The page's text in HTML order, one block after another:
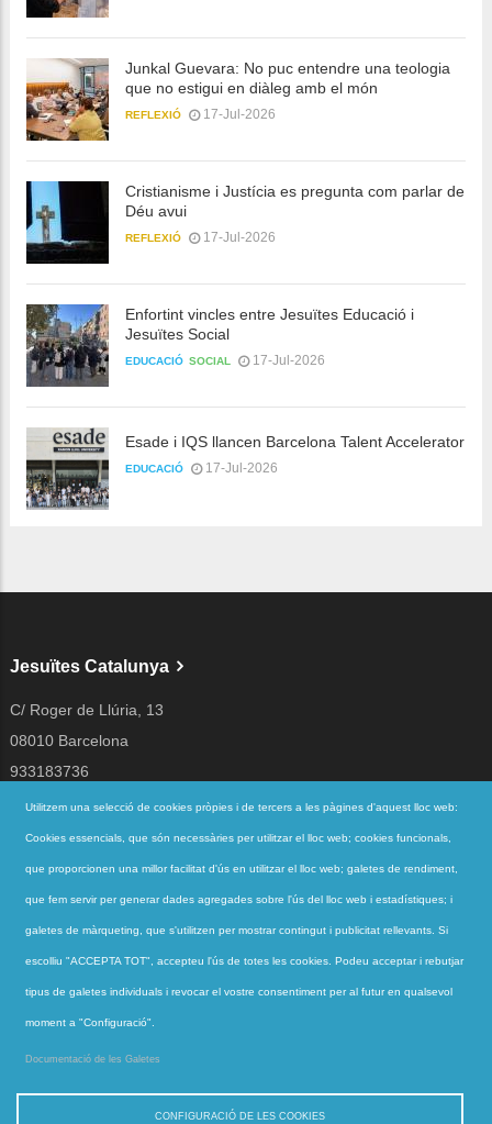
Junkal Guevara: No puc entendre una teologia
que no estigui en diàleg amb el món
REFLEXIÓ 17-Jul-2026
Cristianisme i Justícia es pregunta com parlar de
Déu avui
REFLEXIÓ 17-Jul-2026
Enfortint vincles entre Jesuïtes Educació i
Jesuïtes Social
EDUCACIÓ SOCIAL 17-Jul-2026
Esade i IQS llancen Barcelona Talent Accelerator
EDUCACIÓ 17-Jul-2026
Jesuïtes Catalunya
C/ Roger de Llúria, 13
08010 Barcelona
933183736
jesuites@jesuites.net
Segueix-nos a
QUI SOM
QUÈ FEM
Utilitzem una selecció de cookies pròpies i de tercers a les pàgines d'aquest lloc web:
Cookies essencials, que són necessàries per utilitzar el lloc web; cookies funcionals,
que proporcionen una millor facilitat d'ús en utilitzar el lloc web; galetes de rendiment,
que fem servir per generar dades agregades sobre l'ús del lloc web i estadístiques; i
galetes de màrqueting, que s'utilitzen per mostrar contingut i publicitat rellevants. Si
escolliu "ACCEPTA TOT", accepteu l'ús de totes les cookies. Podeu acceptar i rebutjar
tipus de galetes individuals i revocar el vostre consentiment per al futur en qualsevol
moment a "Configuració".
Documentació de les Galetes
CONFIGURACIÓ DE LES COOKIES